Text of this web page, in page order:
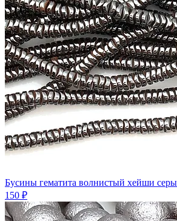
Бусины гематита волнистый хейши
150 ₽